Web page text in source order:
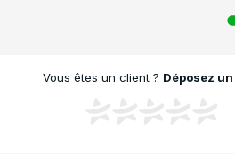
Vous êtes un client ? Déposez